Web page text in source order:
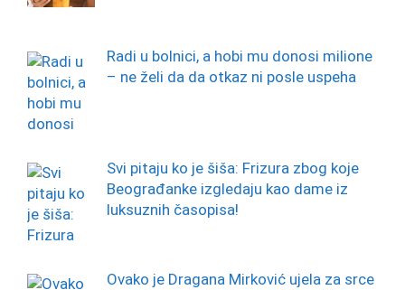
Radi u bolnici, a hobi mu donosi milione
– ne želi da da otkaz ni posle uspeha
Svi pitaju ko je šiša: Frizura zbog koje
Beograđanke izgledaju kao dame iz
luksuznih časopisa!
Ovako je Dragana Mirković ujela za srce